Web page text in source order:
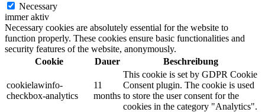
Necessary
immer aktiv
Necessary cookies are absolutely essential for the website to
function properly. These cookies ensure basic functionalities and
security features of the website, anonymously.
Cookie
Dauer Beschreibung
cookielawinfo-
checkbox-analytics
11
months
This cookie is set by GDPR Cookie
Consent plugin. The cookie is used
to store the user consent for the
cookies in the category "Analytics".